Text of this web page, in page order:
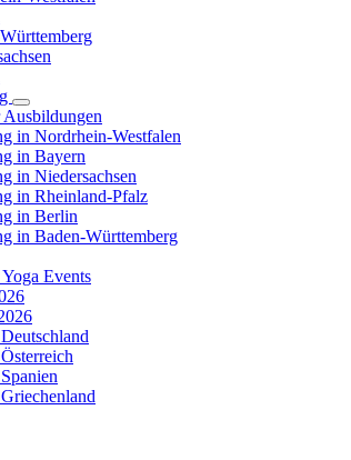
in Nordrhein-Westfalen
in Bayern
in Niedersachsen
in Rheinland-Pfalz
in Berlin
in Baden-Württemberg
Events